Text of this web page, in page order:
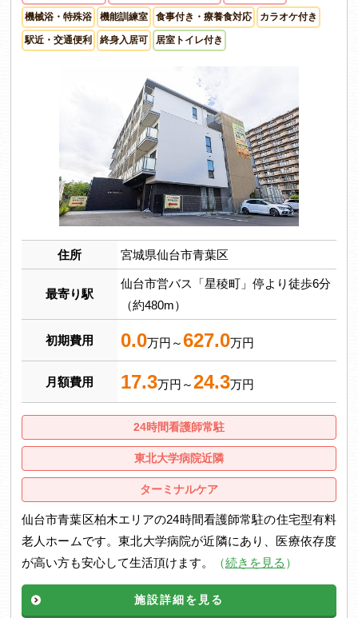
機械浴・特殊浴 機能訓練室 食事付き・療養食対応 カラオケ付き
駅近・交通便利 終身入居可 居室トイレ付き
住所 宮城県仙台市青葉区
最寄り駅
仙台市営バス「星稜町」停より徒歩6分
（約480m）
初期費用 0.0万円～627.0万円
月額費用 17.3万円～24.3万円
24時間看護師常駐
東北大学病院近隣
ターミナルケア
仙台市青葉区柏木エリアの24時間看護師常駐の住宅型有料
老人ホームです。東北大学病院が近隣にあり、医療依存度
が高い方も安心して生活頂けます。
（続きを見る ）
施設詳細を見る